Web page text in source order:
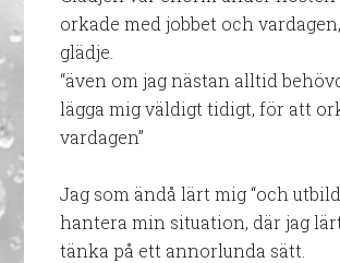
orkade med jobbet och
glädje.
“även om jag nästan alltid
lägga mig väldigt tidigt, för att
vardagen”
Jag som ändå lärt mig “och
hantera min situation, där jag
tänka på ett annorlunda sätt.